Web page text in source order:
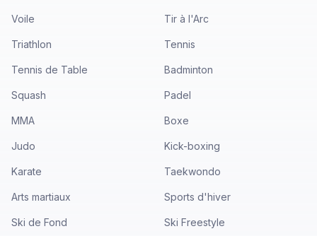
Voile Tir à l'Arc
Triathlon Tennis
Tennis de Table Badminton
Squash Padel
MMA Boxe
Judo Kick-boxing
Karate Taekwondo
Arts martiaux Sports d'hiver
Ski de Fond Ski Freestyle